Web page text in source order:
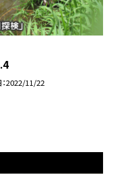
2022/11/22